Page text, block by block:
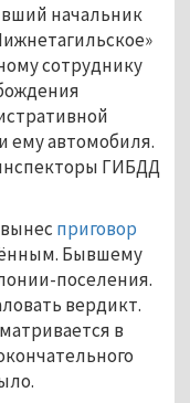
начальник
сотруднику
ему автомобиля.
ГИБДД
приговор
Бывшему
поселения.
вердикт.
в